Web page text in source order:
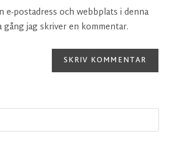
e-postadress och webbplats i denna
jag skriver en kommentar.